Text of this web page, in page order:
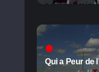
Qui a Peur de